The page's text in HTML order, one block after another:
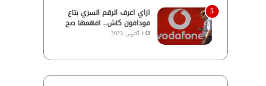
ازاي اعرف الرقم السري بتاع
فودافون كاش.. افهمها صح
4 أكتوبر، 2023